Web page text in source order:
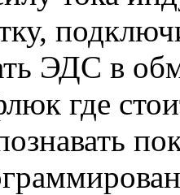
ЭДС в
где